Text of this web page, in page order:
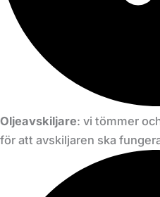
Oljeavskiljare: vi tömmer
för att avskiljaren ska